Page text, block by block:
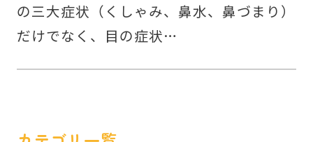
の三大症状（くしゃみ、鼻水、鼻づまり）
だけでなく、目の症状…